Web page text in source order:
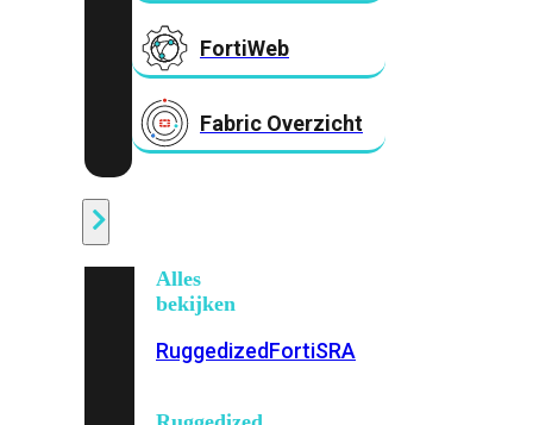
FortiWeb
Fabric Overzicht
Alles
bekijken
RuggedizedFortiSRA